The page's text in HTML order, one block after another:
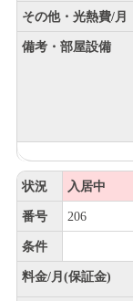
その他・光熱費/月
備考・部屋設備
状況 入居中
番号 206
条件
料金/月(保証金)